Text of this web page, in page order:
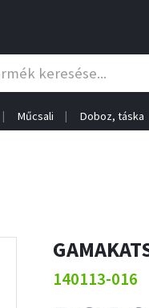
Műcsali Doboz, táska
140113-016